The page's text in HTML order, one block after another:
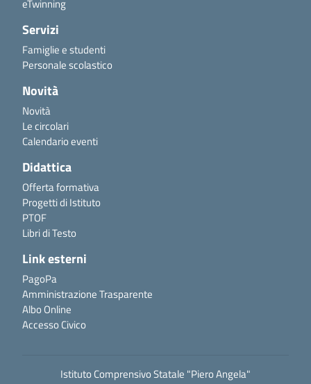
eTwinning
Servizi
Famiglie e studenti
Personale scolastico
Novità
Novità
Le circolari
Calendario eventi
Didattica
Offerta formativa
Progetti di Istituto
PTOF
Libri di Testo
Link esterni
PagoPa
Amministrazione Trasparente
Albo Online
Accesso Civico
Istituto Comprensivo Statale "Piero Angela"